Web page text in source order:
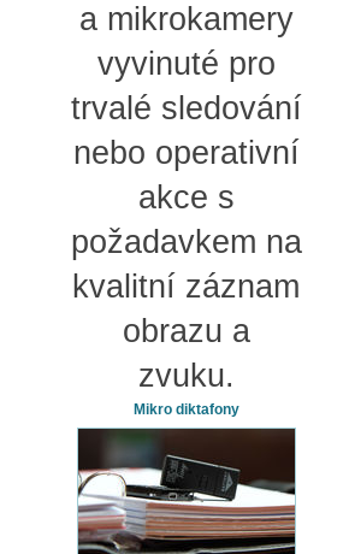
a mikrokamery
vyvinuté pro
trvalé sledování
nebo operativní
akce s
požadavkem na
kvalitní záznam
obrazu a
zvuku.
Mikro diktafony